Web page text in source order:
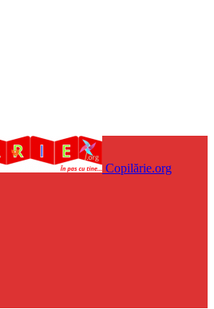
Copilărie.org